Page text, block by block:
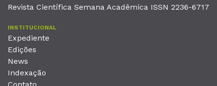
Revista Científica Semana Acadêmica ISSN 2236-6717
INSTITUCIONAL
Expediente
Edições
News
Indexação